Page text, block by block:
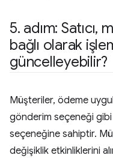
5. adım: Satıcı,
bağlı olarak
güncelleyebilir?
Müşteriler, ödeme
gönderim seçeneği gibi
seçeneğine sahiptir.
değişiklik etkinliklerini